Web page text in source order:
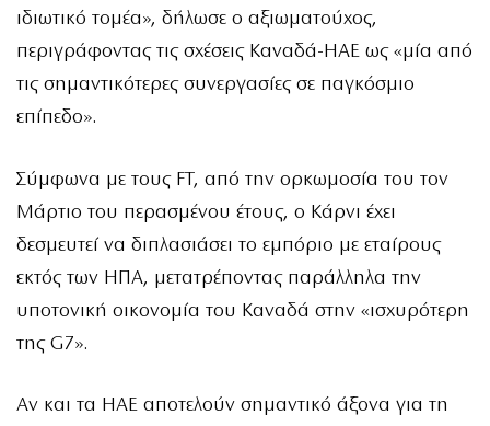
ιδιωτικό τομέα», δήλωσε ο αξιωματούχος,
περιγράφοντας τις σχέσεις Καναδά-ΗΑΕ ως «μία από
τις σημαντικότερες συνεργασίες σε παγκόσμιο
επίπεδο».
Σύμφωνα με τους FT, από την ορκωμοσία του τον
Μάρτιο του περασμένου έτους, ο Κάρνι έχει
δεσμευτεί να διπλασιάσει το εμπόριο με εταίρους
εκτός των ΗΠΑ, μετατρέποντας παράλληλα την
υποτονική οικονομία του Καναδά στην «ισχυρότερη
της G7».
Αν και τα ΗΑΕ αποτελούν σημαντικό άξονα για τη